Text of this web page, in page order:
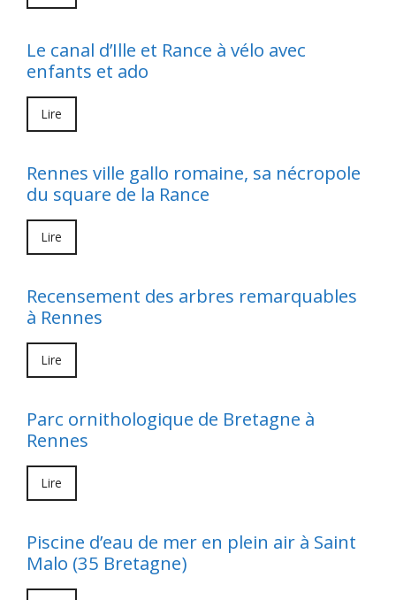
Le canal d’Ille et Rance à vélo avec
enfants et ado
Lire
Rennes ville gallo romaine, sa nécropole
du square de la Rance
Lire
Recensement des arbres remarquables
à Rennes
Lire
Parc ornithologique de Bretagne à
Rennes
Lire
Piscine d’eau de mer en plein air à Saint
Malo (35 Bretagne)